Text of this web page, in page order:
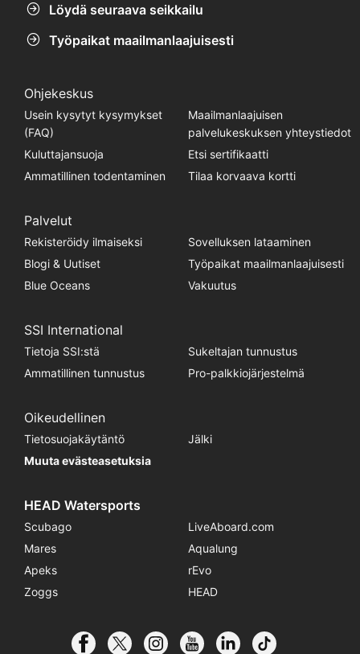
Löydä seuraava seikkailu
Työpaikat maailmanlaajuisesti
Ohjekeskus
Usein kysytyt kysymykset
(FAQ)
Maailmanlaajuisen
palvelukeskuksen yhteystiedot
Kuluttajansuoja
Etsi sertifikaatti
Ammatillinen todentaminen
Tilaa korvaava kortti
Palvelut
Rekisteröidy ilmaiseksi
Sovelluksen lataaminen
Blogi & Uutiset
Työpaikat maailmanlaajuisesti
Blue Oceans
Vakuutus
SSI International
Tietoja SSI:stä
Sukeltajan tunnustus
Ammatillinen tunnustus
Pro-palkkiojärjestelmä
Oikeudellinen
Tietosuojakäytäntö
Jälki
Muuta evästeasetuksia
HEAD Watersports
Scubago
LiveAboard.com
Mares
Aqualung
Apeks
rEvo
Zoggs
HEAD